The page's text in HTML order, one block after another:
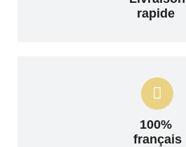
rapide
100%
français